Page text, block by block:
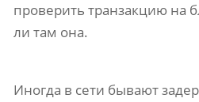
проверить транзакцию на
ли там она.
Иногда в сети бывают